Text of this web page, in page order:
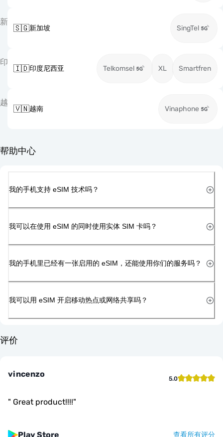
新
🇸🇬新加坡 SingTel
印
🇮🇩印度尼西亚 Telkomsel XL Smartfren
越
🇻🇳越南 Vinaphone
帮助中心
我的手机支持 eSIM 技术吗？
我可以在使用 eSIM 的同时使用实体 SIM 卡吗？
我的手机里已经有一张启用的 eSIM，还能使用你们的服务吗？
我可以用 eSIM 开启移动热点或网络共享吗？
评价
vincenzo 5.0
" Great product!!!!"
Play Store 查看所有评分